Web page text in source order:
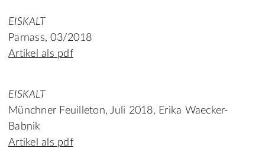
EISKALT
Parnass, 03/2018
Artikel als pdf
EISKALT
Münchner Feuilleton, Juli 2018, Erika Waecker-
Babnik
Artikel als pdf